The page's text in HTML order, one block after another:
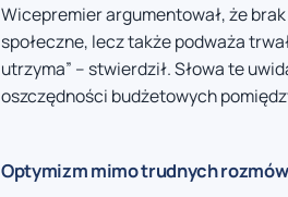
Wicepremier argumentował, że
społeczne, lecz także podważa
utrzyma” – stwierdził. Słowa te
oszczędności budżetowych
Optymizm mimo trudnych rozmów